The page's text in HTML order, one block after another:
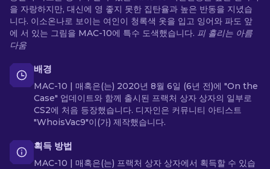
을 자랑하지만, 대신에 영 좋지 못한 집탄율과 높은 반동을 지녔습
니다. 이소온나로 보이는 여인이 청록색 옷을 입고 잉어와 파도 앞
에 서 있는 그림을 MAC-10에 특수 도색했습니다. 피 흘리는 아름
다움
배경
MAC-10 | 매혹은(는) 2020년 8월 6일 (6년 전)에 "On the
Case" 업데이트와 함께 출시된 프랙처 상자 상자의 일부로
CS2에 처음 등장했습니다. 디자인은 커뮤니티 아티스트
"WhoisVac9"이(가) 제작했습니다.
획득 방법
MAC-10 | 매혹은(는) 프랙처 상자 상자에서 획득할 수 있습